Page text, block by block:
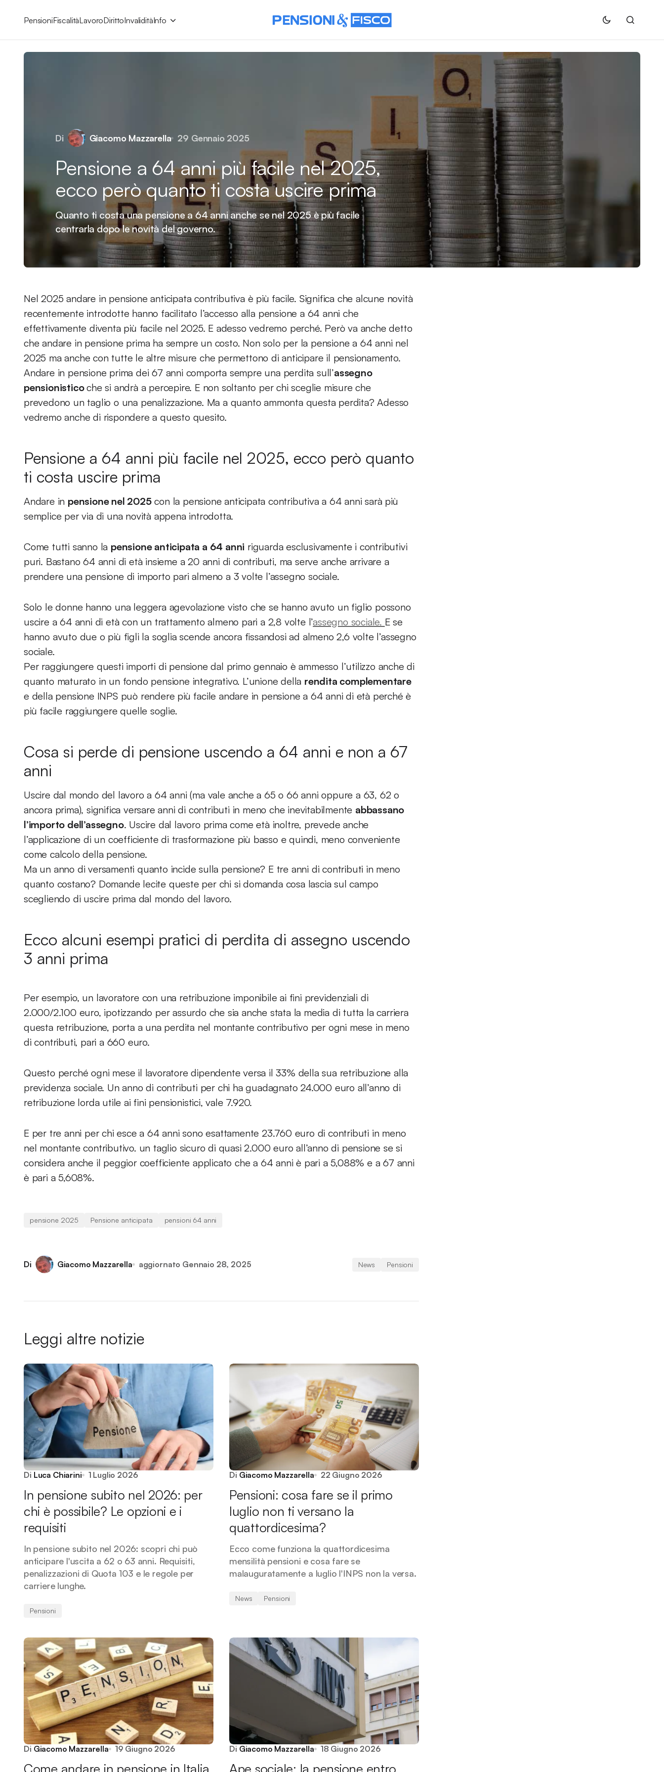
PensioniFiscalitàLavoroDirittoInvaliditàInfo
Di Giacomo Mazzarella 29 Gennaio 2025
Pensione a 64 anni più facile nel 2025,
ecco però quanto ti costa uscire prima
Quanto ti costa una pensione a 64 anni anche se nel 2025 è più facile
centrarla dopo le novità del governo.
Nel 2025 andare in pensione anticipata contributiva è più facile. Significa che alcune novità
recentemente introdotte hanno facilitato l’accesso alla pensione a 64 anni che
effettivamente diventa più facile nel 2025. E adesso vedremo perché. Però va anche detto
che andare in pensione prima ha sempre un costo. Non solo per la pensione a 64 anni nel
2025 ma anche con tutte le altre misure che permettono di anticipare il pensionamento.
Andare in pensione prima dei 67 anni comporta sempre una perdita sull’assegno
pensionisticoche si andrà a percepire. E non soltanto per chi sceglie misure che
prevedono un taglio o una penalizzazione. Ma a quanto ammonta questa perdita? Adesso
vedremo anche di rispondere a questo quesito.
Pensione a 64 anni più facile nel 2025, ecco però quanto
ti costa uscire prima
Andare in pensione nel 2025con la pensione anticipata contributiva a 64 anni sarà più
semplice per via di una novità appena introdotta.
Come tutti sanno la pensione anticipata a 64 anni riguarda esclusivamente i contributivi
puri. Bastano 64 anni di età insieme a 20 anni di contributi, ma serve anche arrivare a
prendere una pensione di importo pari almeno a 3 volte l’assegno sociale.
Solo le donne hanno una leggera agevolazione visto che se hanno avuto un figlio possono
uscire a 64 anni di età con un trattamento almeno pari a 2,8 volte l’assegno sociale. E se
hanno avuto due o più figli la soglia scende ancora fissandosi ad almeno 2,6 volte l’assegno
sociale.
Per raggiungere questi importi di pensione dal primo gennaio è ammesso l’utilizzo anche di
quanto maturato in un fondo pensione integrativo. L’unione della rendita complementare
e della pensione INPS può rendere più facile andare in pensione a 64 anni di età perché è
più facile raggiungere quelle soglie.
Cosa si perde di pensione uscendo a 64 anni e non a 67
anni
Uscire dal mondo del lavoro a 64 anni (ma vale anche a 65 o 66 anni oppure a 63, 62 o
ancora prima), significa versare anni di contributi in meno che inevitabilmente abbassano
l’importo dell’assegno. Uscire dal lavoro prima come età inoltre, prevede anche
l’applicazione di un coefficiente di trasformazione più basso e quindi, meno conveniente
come calcolo della pensione.
Ma un anno di versamenti quanto incide sulla pensione? E tre anni di contributi in meno
quanto costano? Domande lecite queste per chi si domanda cosa lascia sul campo
scegliendo di uscire prima dal mondo del lavoro.
Ecco alcuni esempi pratici di perdita di assegno uscendo
3 anni prima
Per esempio, un lavoratore con una retribuzione imponibile ai fini previdenziali di
2.000/2.100 euro, ipotizzando per assurdo che sia anche stata la media di tutta la carriera
questa retribuzione, porta a una perdita nel montante contributivo per ogni mese in meno
di contributi, pari a 660 euro.
Questo perché ogni mese il lavoratore dipendente versa il 33% della sua retribuzione alla
previdenza sociale. Un anno di contributi per chi ha guadagnato 24.000 euro all’anno di
retribuzione lorda utile ai fini pensionistici, vale 7.920.
E per tre anni per chi esce a 64 anni sono esattamente 23.760 euro di contributi in meno
nel montante contributivo. un taglio sicuro di quasi 2.000 euro all’anno di pensione se si
considera anche il peggior coefficiente applicato che a 64 anni è pari a 5,088% e a 67 anni
è pari a 5,608%.
pensione 2025 Pensione anticipata pensioni 64 anni
Di Giacomo Mazzarella aggiornato Gennaio 28, 2025 News Pensioni
Leggi altre notizie
Di Luca Chiarini 1 Luglio 2026
In pensione subito nel 2026: per
chi è possibile? Le opzioni e i
requisiti
In pensione subito nel 2026: scopri chi può
anticipare l'uscita a 62 o 63 anni. Requisiti,
penalizzazioni di Quota 103 e le regole per
carriere lunghe.
Pensioni
Di Giacomo Mazzarella 22 Giugno 2026
Pensioni: cosa fare se il primo
luglio non ti versano la
quattordicesima?
Ecco come funziona la quattordicesima
mensilità pensioni e cosa fare se
malauguratamente a luglio l'INPS non la versa.
News Pensioni
Di Giacomo Mazzarella 19 Giugno 2026
Come andare in pensione in Italia
Di Giacomo Mazzarella 18 Giugno 2026
Ape sociale: la pensione entro